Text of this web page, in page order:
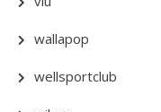
wallapop
wellsportclub